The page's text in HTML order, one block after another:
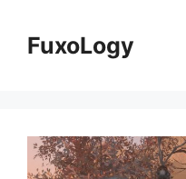
contentFuxoLogy